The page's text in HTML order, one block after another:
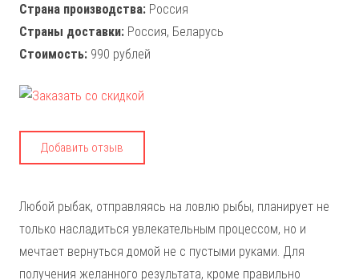
Страна производства: Россия
Страны доставки: Россия, Беларусь
Стоимость: 990 рублей
Добавить отзыв
Любой рыбак, отправляясь на ловлю рыбы, планирует не
только насладиться увлекательным процессом, но и
мечтает вернуться домой не с пустыми руками. Для
получения желанного результата, кроме правильно